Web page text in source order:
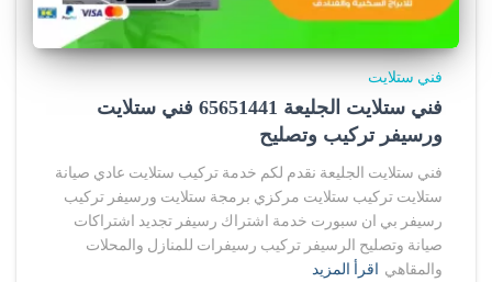
فني ستلايت
فني ستلايت الجليعة 65651441 فني ستلايت
ورسيفر تركيب وتصليح
فني ستلايت الجليعة نقدم لكم خدمة تركيب ستلايت عادي صيانة
ستلايت تركيب ستلايت مركزي برمجة ستلايت ورسيفر تركيب
رسيفر بي ان سبورت خدمة اشتراك رسيفر تجديد اشتراكات
صيانة وتصليح الرسيفر تركيب رسيفرات للمنازل والمحلات
والمقاهي اقرأ المزيد